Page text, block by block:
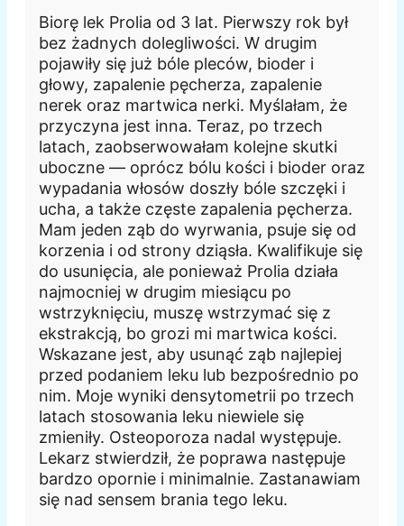
Biorę lek Prolia od 3 lat. Pierwszy rok był
bez żadnych dolegliwości. W drugim
pojawiły się już bóle pleców, bioder i
głowy, zapalenie pęcherza, zapalenie
nerek oraz martwica nerki. Myślałam, że
przyczyna jest inna. Teraz, po trzech
latach, zaobserwowałam kolejne skutki
uboczne — oprócz bólu kości i bioder oraz
wypadania włosów doszły bóle szczęki i
ucha, a także częste zapalenia pęcherza.
Mam jeden ząb do wyrwania, psuje się od
korzenia i od strony dziąsła. Kwalifikuje się
do usunięcia, ale ponieważ Prolia działa
najmocniej w drugim miesiącu po
wstrzyknięciu, muszę wstrzymać się z
ekstrakcją, bo grozi mi martwica kości.
Wskazane jest, aby usunąć ząb najlepiej
przed podaniem leku lub bezpośrednio po
nim. Moje wyniki densytometrii po trzech
latach stosowania leku niewiele się
zmieniły. Osteoporoza nadal występuje.
Lekarz stwierdził, że poprawa następuje
bardzo opornie i minimalnie. Zastanawiam
się nad sensem brania tego leku.